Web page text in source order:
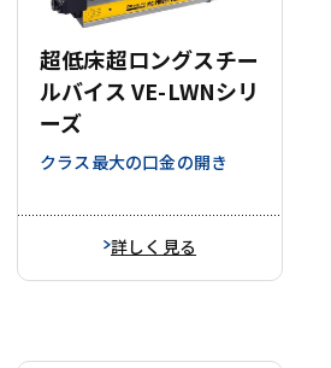
超低床超ロングスチー
ルバイス VE-LWNシリ
ーズ
クラス最大の口金の開き
詳しく見る